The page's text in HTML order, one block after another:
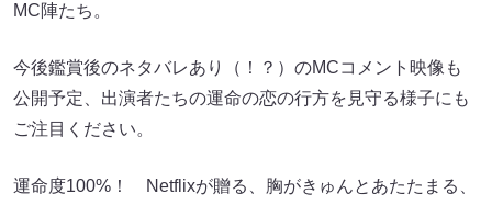
MC陣たち。
今後鑑賞後のネタバレあり（！？）のMCコメント映像も
公開予定、出演者たちの運命の恋の行方を見守る様子にも
ご注目ください。
運命度100%！ Netflixが贈る、胸がきゅんとあたたまる、